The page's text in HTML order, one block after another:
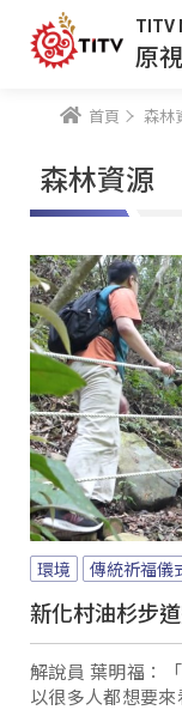
TITV
原
首頁 森林
森林資源
環境 傳統祈福儀
新化村油杉步
解說員 葉明福：
以很多人都想要來